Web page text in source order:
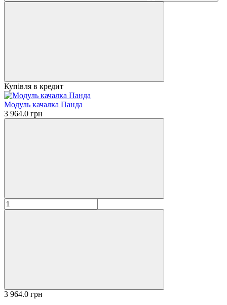
Купівля в кредит
Модуль качалка Панда
3 964.0 грн
3 964.0 грн